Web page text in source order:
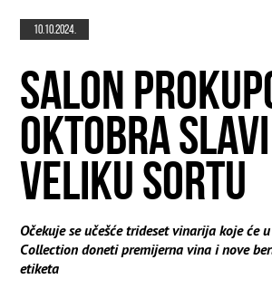
10.10.2024.
SALON
OKTOBRA
VELIKU SORTU
Očekuje se učešće trideset vinarija koje će
Collection doneti premijerna vina i nove
etiketa